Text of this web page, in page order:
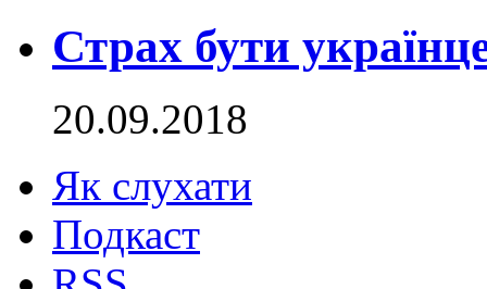
Страх бути
20.09.2018
Як слухати
Подкаст